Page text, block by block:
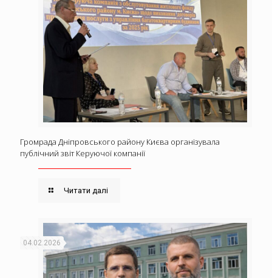
Громрада Дніпровського району Києва організувала
публічний звіт Керуючої компанії
Читати далі
04.02.2026